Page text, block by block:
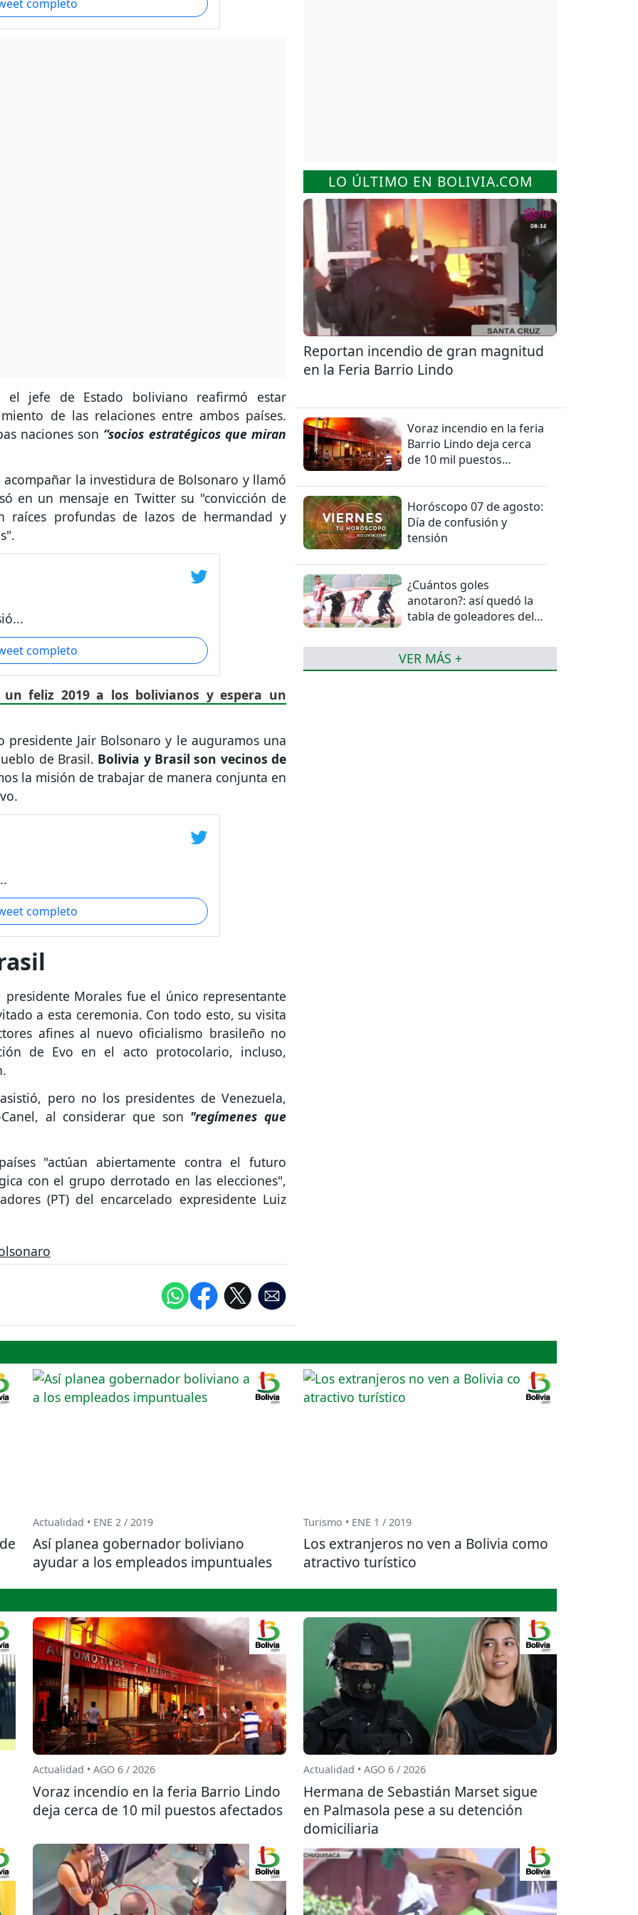
completo
jefe de Estado boliviano reafirmó estar
de las relaciones entre ambos países.
naciones son “socios estratégicos que miran
la investidura de Bolsonaro y llamó
en un mensaje en Twitter su "convicción de
raíces profundas de lazos de hermandad y
completo
un feliz 2019 a los bolivianos y espera un
presidente Jair Bolsonaro y le auguramos una
de Brasil. Bolivia y Brasil son vecinos de
la misión de trabajar de manera conjunta en
completo
Morales fue el único representante
a esta ceremonia. Con todo esto, su visita
afines al nuevo oficialismo brasileño no
de Evo en el acto protocolario, incluso,
pero no los presidentes de Venezuela,
al considerar que son "regímenes que
"actúan abiertamente contra el futuro
con el grupo derrotado en las elecciones",
(PT) del encarcelado expresidente Luiz
LO ÚLTIMO EN BOLIVIA.COM
Reportan incendio de gran magnitud
en la Feria Barrio Lindo
Voraz incendio en la feria
Barrio Lindo deja cerca
de 10 mil puestos
Horóscopo 07 de agosto:
Día de confusión y
tensión
¿Cuántos goles
anotaron?: así quedó la
tabla de goleadores del
VER MÁS +
Actualidad • ENE 2 / 2019
Así planea gobernador boliviano
ayudar a los empleados impuntuales
Turismo • ENE 1 / 2019
Los extranjeros no ven a Bolivia como
atractivo turístico
Actualidad • AGO 6 / 2026
Voraz incendio en la feria Barrio Lindo
deja cerca de 10 mil puestos afectados
Actualidad • AGO 6 / 2026
Hermana de Sebastián Marset sigue
en Palmasola pese a su detención
domiciliaria